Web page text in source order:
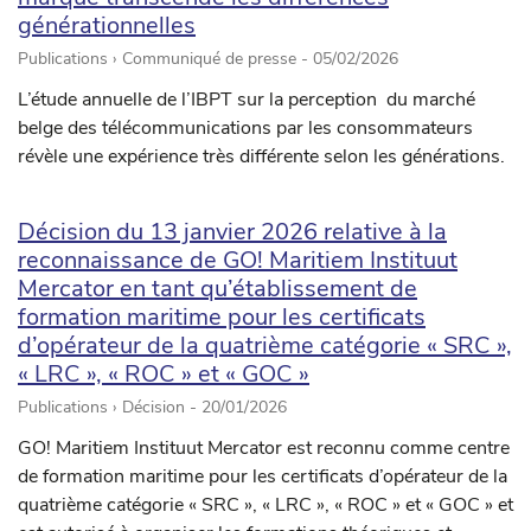
générationnelles
Publications › Communiqué de presse - 05/02/2026
L’étude annuelle de l’IBPT sur la perception du marché
belge des télécommunications par les consommateurs
révèle une expérience très différente selon les générations.
Décision du 13 janvier 2026 relative à la
reconnaissance de GO! Maritiem Instituut
Mercator en tant qu’établissement de
formation maritime pour les certificats
d’opérateur de la quatrième catégorie « SRC »,
« LRC », « ROC » et « GOC »
Publications › Décision - 20/01/2026
GO! Maritiem Instituut Mercator est reconnu comme centre
de formation maritime pour les certificats d’opérateur de la
quatrième catégorie « SRC », « LRC », « ROC » et « GOC » et